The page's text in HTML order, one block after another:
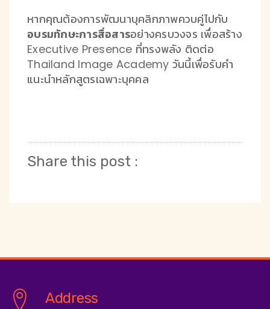
หากคุณต้องการพัฒนาบุคลิกภาพควบคู่ไปกับ
อบรมทักษะการสื่อสารอย่างครบวงจร เพื่อสร้าง
Executive Presence ที่ทรงพลัง ติดต่อ
Thailand Image Academy วันนี้เพื่อรับคำ
แนะนำหลักสูตรเฉพาะบุคคล
Share this post :
Address